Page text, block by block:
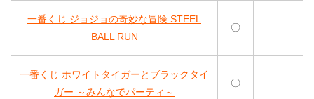
一番くじ ジョジョの奇妙な冒険 STEEL
BALL RUN
〇
一番くじ ホワイトタイガーとブラックタイ
ガー ～みんなでパーティ～
〇